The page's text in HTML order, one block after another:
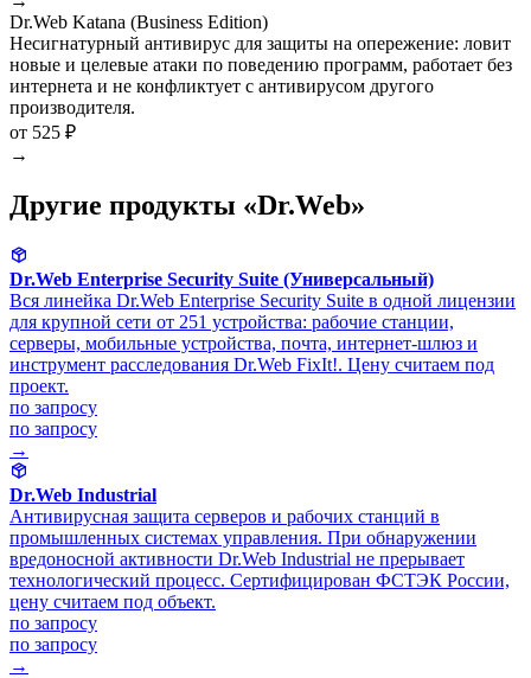
Dr.Web Katana (Business Edition)
Несигнатурный антивирус для защиты на опережение: ловит
новые и целевые атаки по поведению программ, работает без
интернета и не конфликтует с антивирусом другого
производителя.
от 525 ₽
→
Другие продукты «Dr.Web»
Dr.Web Enterprise Security Suite (Универсальный)
Вся линейка Dr.Web Enterprise Security Suite в одной лицензии
для крупной сети от 251 устройства: рабочие станции,
серверы, мобильные устройства, почта, интернет-шлюз и
инструмент расследования Dr.Web FixIt!. Цену считаем под
проект.
по запросу
по запросу
→
Dr.Web Industrial
Антивирусная защита серверов и рабочих станций в
промышленных системах управления. При обнаружении
вредоносной активности Dr.Web Industrial не прерывает
технологический процесс. Сертифицирован ФСТЭК России,
цену считаем под объект.
по запросу
по запросу
→